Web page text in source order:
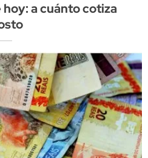
a cuánto cotiza